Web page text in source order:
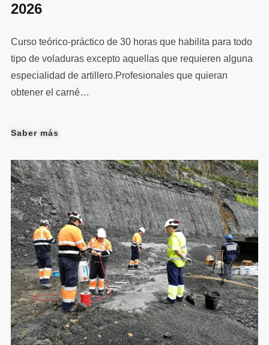
2026
Curso teórico-práctico de 30 horas que habilita para todo
tipo de voladuras excepto aquellas que requieren alguna
especialidad de artillero.Profesionales que quieran
obtener el carné…
Saber más